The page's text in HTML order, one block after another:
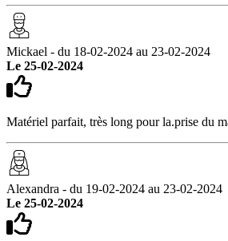
Mickael - du 18-02-2024 au 23-02-2024
Le 25-02-2024
Matériel parfait, très long pour la.prise du
Alexandra - du 19-02-2024 au 23-02-2024
Le 25-02-2024